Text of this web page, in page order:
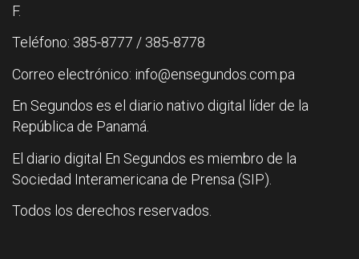
F.
Teléfono: 385-8777 / 385-8778
Correo electrónico: info@ensegundos.com.pa
En Segundos es el diario nativo digital líder de la
República de Panamá.
El diario digital En Segundos es miembro de la
Sociedad Interamericana de Prensa (SIP).
Todos los derechos reservados.